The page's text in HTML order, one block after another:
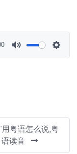
用粤语怎么说,粤
语读音